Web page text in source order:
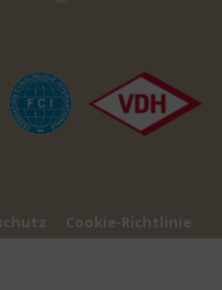
Cookie-Richtlinie